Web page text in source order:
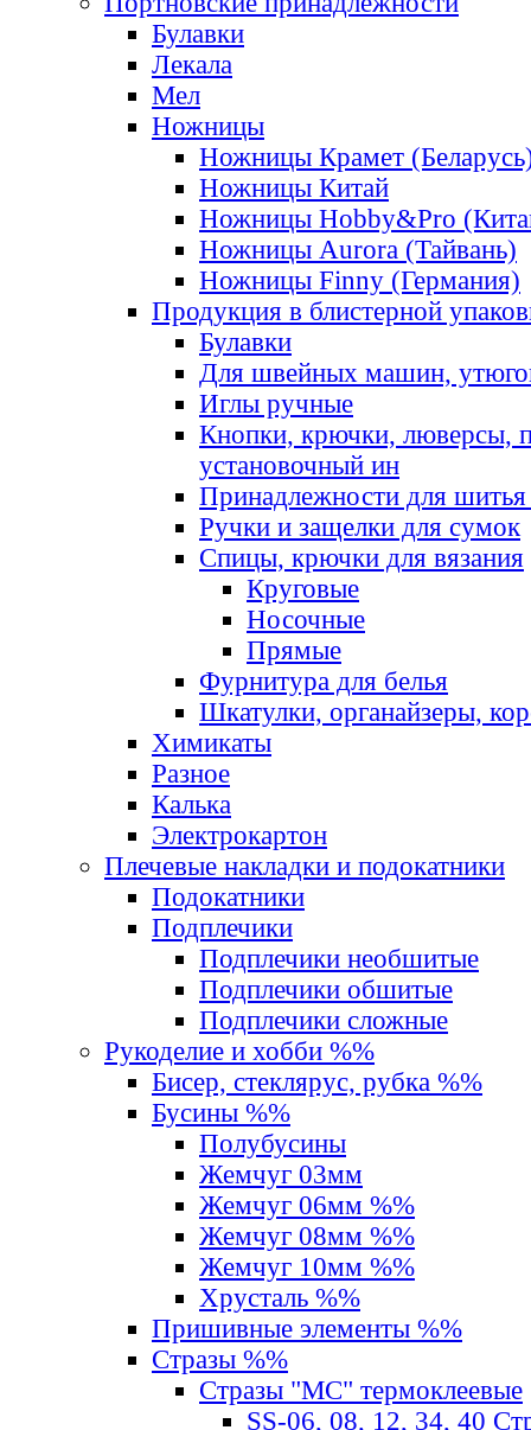
Булавки
Лекала
Мел
Ножницы
Ножницы Крамет
Ножницы Китай
Ножницы Hobby&Pro
Ножницы Aurora (Тайвань)
Ножницы Finny (Германия)
Продукция в блистерной
Булавки
Для швейных машин,
Иглы ручные
Кнопки, крючки, люверсы,
установочный ин
Принадлежности для шитья
Ручки и защелки для сумок
Спицы, крючки для вязания
Круговые
Носочные
Прямые
Фурнитура для белья
Шкатулки, органайзеры,
Химикаты
Разное
Калька
Электрокартон
Плечевые накладки и подокатники
Подокатники
Подплечики
Подплечики необшитые
Подплечики обшитые
Подплечики сложные
Рукоделие и хобби %%
Бисер, стеклярус, рубка %%
Бусины %%
Полубусины
Жемчуг 03мм
Жемчуг 06мм %%
Жемчуг 08мм %%
Жемчуг 10мм %%
Хрусталь %%
Пришивные элементы %%
Стразы %%
Стразы "MС" термоклеевые
SS-06, 08, 12, 34, 40